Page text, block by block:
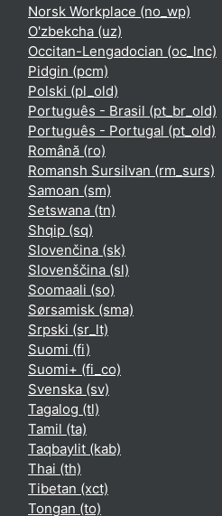
Norsk Workplace ‎(no_wp)‎
O'zbekcha ‎(uz)‎
Occitan-Lengadocian ‎(oc_lnc)‎
Pidgin ‎(pcm)‎
Polski ‎(pl_old)‎
Português - Brasil ‎(pt_br_old)‎
Português - Portugal ‎(pt_old)‎
Română ‎(ro)‎
Romansh Sursilvan ‎(rm_surs)‎
Samoan ‎(sm)‎
Setswana ‎(tn)‎
Shqip ‎(sq)‎
Slovenčina ‎(sk)‎
Slovenščina ‎(sl)‎
Soomaali ‎(so)‎
Sørsamisk ‎(sma)‎
Srpski ‎(sr_lt)‎
Suomi ‎(fi)‎
Suomi+ ‎(fi_co)‎
Svenska ‎(sv)‎
Tagalog ‎(tl)‎
Tamil ‎(ta)‎
Taqbaylit ‎(kab)‎
Thai ‎(th)‎
Tibetan ‎(xct)‎
Tongan ‎(to)‎